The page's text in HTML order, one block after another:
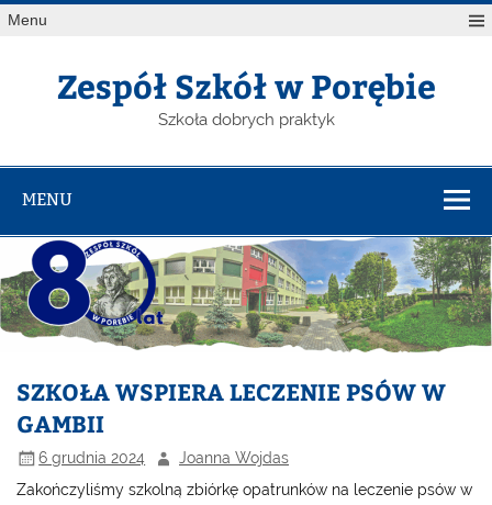
Menu
Zespół Szkół w Porębie
Szkoła dobrych praktyk
MENU
SZKOŁA WSPIERA LECZENIE PSÓW W
GAMBII
6 grudnia 2024 Joanna Wojdas
Zakończyliśmy szkolną zbiórkę opatrunków na leczenie psów w